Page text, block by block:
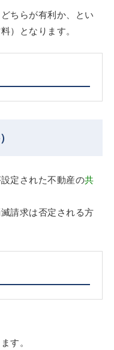
ちらが有利か、とい
）となります。
定された不動産の共
請求は否定される方
す。